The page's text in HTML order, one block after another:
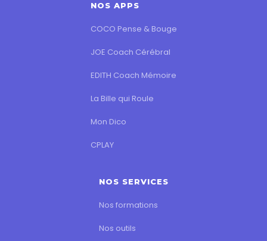
NOS APPS
COCO Pense & Bouge
JOE Coach Cérébral
EDITH Coach Mémoire
La Bille qui Roule
Mon Dico
CPLAY
NOS SERVICES
Nos formations
Nos outils